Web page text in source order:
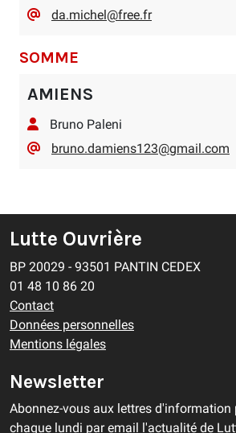
da.michel@free.fr
SOMME
AMIENS
Bruno Paleni
bruno.damiens123@gmail.com
Lutte Ouvrière
BP 20029 - 93501 PANTIN CEDEX
01 48 10 86 20
Contact
Données personnelles
Mentions légales
Newsletter
Abonnez-vous aux lettres d'information
chaque lundi par email l'actualité de